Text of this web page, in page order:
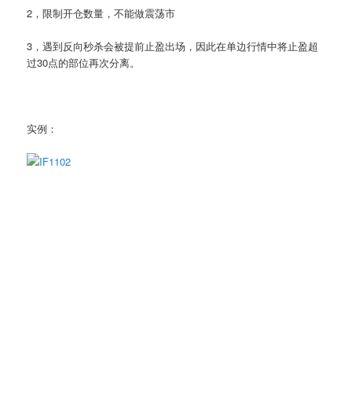
2，限制开仓数量，不能做震荡市
3，遇到反向秒杀会被提前止盈出场，因此在单边行情中将止盈超
过30点的部位再次分离。
实例：